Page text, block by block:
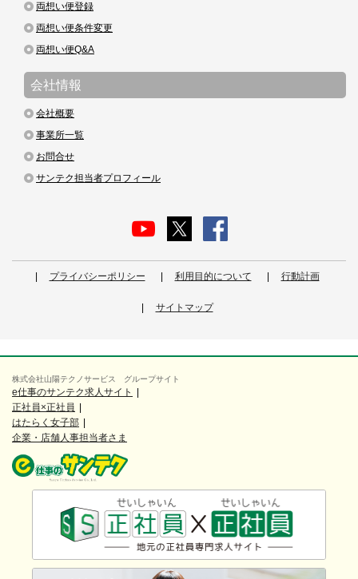
両想い便登録
両想い便条件変更
両想い便Q&A
会社情報
会社概要
事業所一覧
お問合せ
サンテク担当者プロフィール
プライバシーポリシー 利用目的について 行動計画
サイトマップ
株式会社山陽テクノサービス グループサイト
e仕事のサンテク求人サイト
正社員×正社員
はたらく女子部
企業・店舗人事担当者さま